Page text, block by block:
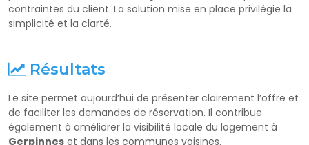
contraintes du client. La solution mise en place privilégie la
simplicité et la clarté.
Résultats
Le site permet aujourd’hui de présenter clairement l’offre et
de faciliter les demandes de réservation. Il contribue
également à améliorer la visibilité locale du logement à
Gerpinnes et dans les communes voisines.